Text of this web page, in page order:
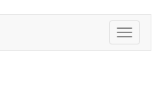
Toggle